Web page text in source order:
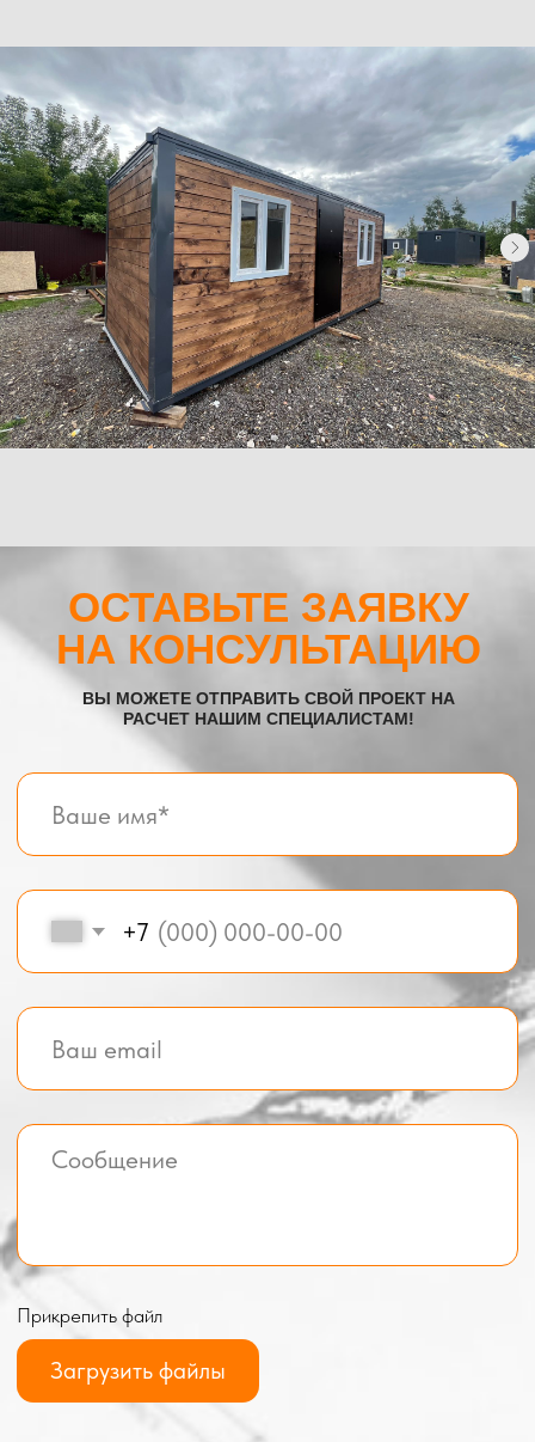
Навигация
Модульные здания
Посты охраны КПП
Телефон:
+7 (995) 506-65-05
+7 (926) 888-50-50
Email:
Контакты
Доставка
Фотогалерея
Главная
О компании
© BOX-MODUL24.RU 2025
Все услуги компании